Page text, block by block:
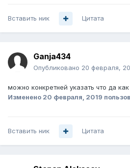
Вставить ник Цитата
Ganja434
Опубликовано 20 февраля,
можно конкретней указать что да как
Изменено 20 февраля, 2019
Вставить ник Цитата